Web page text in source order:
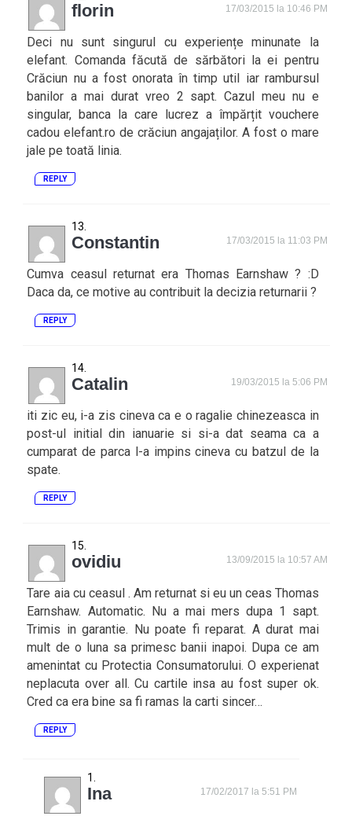
florin 17/03/2015 la 10:46 PM
Deci nu sunt singurul cu experiențe minunate la
elefant. Comanda făcută de sărbători la ei pentru
Crăciun nu a fost onorata în timp util iar rambursul
banilor a mai durat vreo 2 sapt. Cazul meu nu e
singular, banca la care lucrez a împărțit vouchere
cadou elefant.ro de crăciun angajaților. A fost o mare
jale pe toată linia.
REPLY
Constantin 17/03/2015 la 11:03 PM
Cumva ceasul returnat era Thomas Earnshaw ? :D
Daca da, ce motive au contribuit la decizia returnarii ?
REPLY
Catalin 19/03/2015 la 5:06 PM
iti zic eu, i-a zis cineva ca e o ragalie chinezeasca in
post-ul initial din ianuarie si si-a dat seama ca a
cumparat de parca l-a impins cineva cu batzul de la
spate.
REPLY
ovidiu 13/09/2015 la 10:57 AM
Tare aia cu ceasul . Am returnat si eu un ceas Thomas
Earnshaw. Automatic. Nu a mai mers dupa 1 sapt.
Trimis in garantie. Nu poate fi reparat. A durat mai
mult de o luna sa primesc banii inapoi. Dupa ce am
amenintat cu Protectia Consumatorului. O experienat
neplacuta over all. Cu cartile insa au fost super ok.
Cred ca era bine sa fi ramas la carti sincer…
REPLY
Ina 17/02/2017 la 5:51 PM